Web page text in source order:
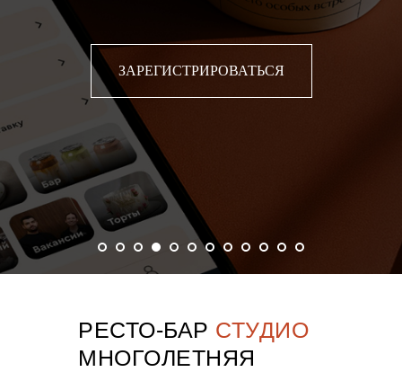
ЗАРЕГИСТРИРОВАТЬСЯ
РЕСТО-БАР СТУДИО
МНОГОЛЕТНЯЯ